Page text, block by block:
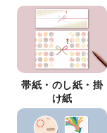
帯紙・のし紙・掛
け紙